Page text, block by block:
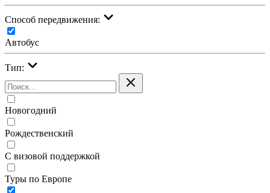
Cпособ передвижения:
Автобус
Тип:
Новогодний
Рождественский
С визовой поддержкой
Туры по Европе